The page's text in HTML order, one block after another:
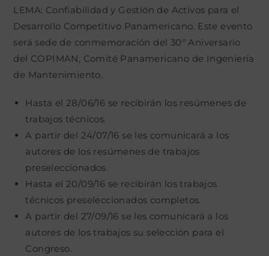
LEMA: Confiabilidad y Gestión de Activos para el
Desarrollo Competitivo Panamericano. Este evento
será sede de conmemoración del 30° Aniversario
del COPIMAN, Comité Panamericano de Ingeniería
de Mantenimiento.
Hasta el 28/06/16 se recibirán los resúmenes de
trabajos técnicos.
A partir del 24/07/16 se les comunicará a los
autores de los resúmenes de trabajos
preseleccionados.
Hasta el 20/09/16 se recibirán los trabajos
técnicos preseleccionados completos.
A partir del 27/09/16 se les comunicará a los
autores de los trabajos su selección para el
Congreso.